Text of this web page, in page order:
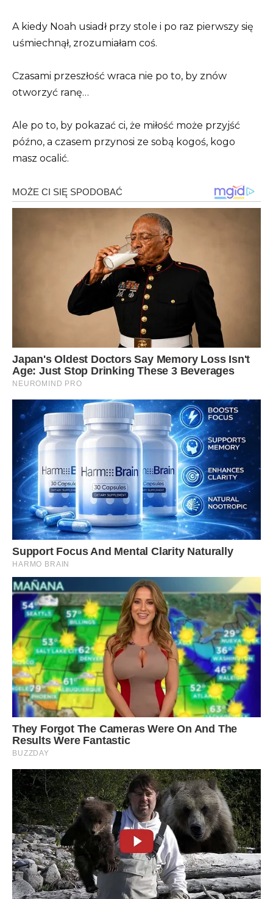
A kiedy Noah usiadł przy stole i po raz pierwszy się
uśmiechnął, zrozumiałam coś.
Czasami przeszłość wraca nie po to, by znów
otworzyć ranę…
Ale po to, by pokazać ci, że miłość może przyjść
późno, a czasem przynosi ze sobą kogoś, kogo
masz ocalić.